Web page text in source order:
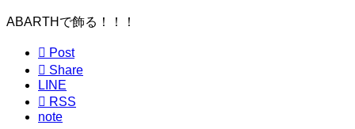
ABARTHで飾る！！！
 Post
 Share
LINE
 RSS
note